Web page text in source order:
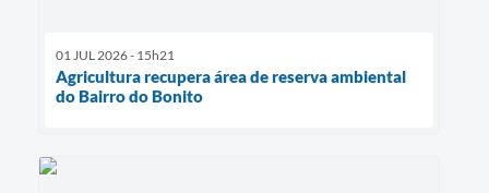
01 JUL 2026 - 15h21
Agricultura recupera área de reserva ambiental
do Bairro do Bonito